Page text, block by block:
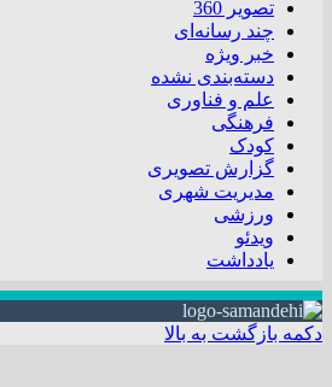
تصویر 360
چند رسانه‌ای
خبر ویژه
دسته‌بندی نشده
علم و فناوری
فرهنگی
کودک
گزارش تصویری
مدیریت شهری
ورزشی
ویدئو
یادداشت
دکمه بازگشت به بالا